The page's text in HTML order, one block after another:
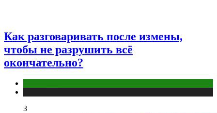
Как разговаривать после измены,
чтобы не разрушить всё
окончательно?
3